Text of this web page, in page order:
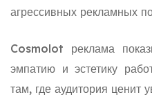
агрессивных рекламных
Cosmolot реклама
эмпатию и эстетику
там, где аудитория ценит